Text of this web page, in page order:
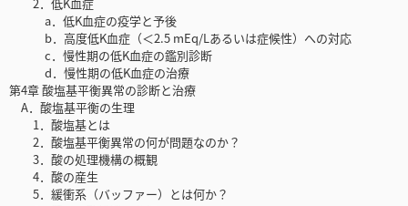
a．低K血症の疫学と予後
b．高度低K血症（＜2.5 mEq/Lあるいは症候性）への対応
c．慢性期の低K血症の鑑別診断
d．慢性期の低K血症の治療
第4章 酸塩基平衡異常の診断と治療
A．酸塩基平衡の生理
1．酸塩基とは
2．酸塩基平衡異常の何が問題なのか？
3．酸の処理機構の概観
4．酸の産生
5．緩衝系（バッファー）とは何か？